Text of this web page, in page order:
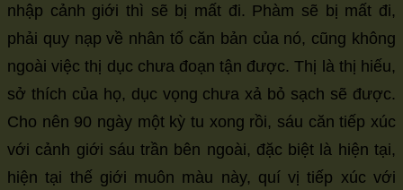
nhập cảnh giới thì sẽ bị mất đi. Phàm sẽ bị mất đi,
phải quy nạp về nhân tố căn bản của nó, cũng không
ngoài việc thị dục chưa đoạn tận được. Thị là thị hiếu,
sở thích của họ, dục vọng chưa xả bỏ sạch sẽ được.
Cho nên 90 ngày một kỳ tu xong rồi, sáu căn tiếp xúc
với cảnh giới sáu trần bên ngoài, đặc biệt là hiện tại,
hiện tại thế giới muôn màu này, quí vị tiếp xúc với